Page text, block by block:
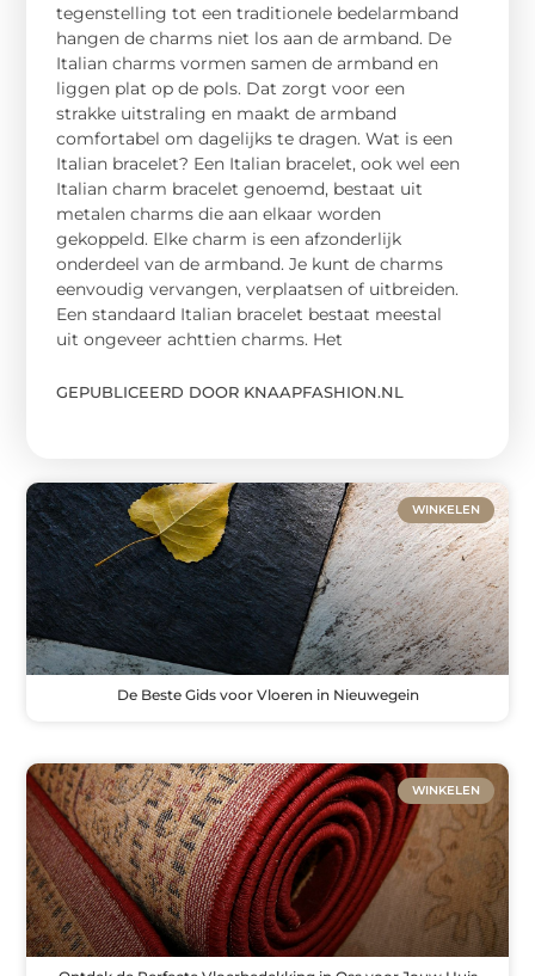
tegenstelling tot een traditionele bedelarmband
hangen de charms niet los aan de armband. De
Italian charms vormen samen de armband en
liggen plat op de pols. Dat zorgt voor een
strakke uitstraling en maakt de armband
comfortabel om dagelijks te dragen. Wat is een
Italian bracelet? Een Italian bracelet, ook wel een
Italian charm bracelet genoemd, bestaat uit
metalen charms die aan elkaar worden
gekoppeld. Elke charm is een afzonderlijk
onderdeel van de armband. Je kunt de charms
eenvoudig vervangen, verplaatsen of uitbreiden.
Een standaard Italian bracelet bestaat meestal
uit ongeveer achttien charms. Het
GEPUBLICEERD DOOR KNAAPFASHION.NL
WINKELEN
De Beste Gids voor Vloeren in Nieuwegein
WINKELEN